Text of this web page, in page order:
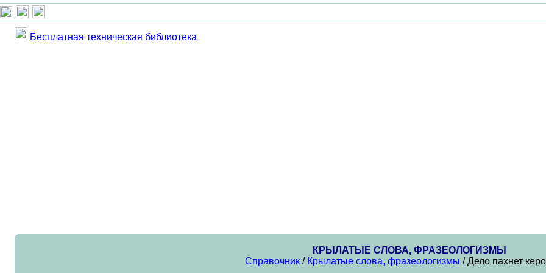
Бесплатная техническая библиотека
КРЫЛАТЫЕ СЛОВА, ФРАЗЕОЛОГИЗМЫ
Справочник / Крылатые слова, фразеологизмы / Дело пахнет